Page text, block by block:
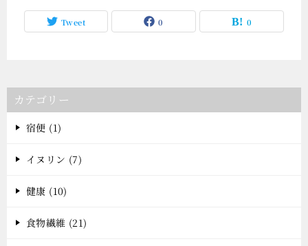
Tweet 0 0
カテゴリー
宿便 (1)
イヌリン (7)
健康 (10)
食物繊維 (21)